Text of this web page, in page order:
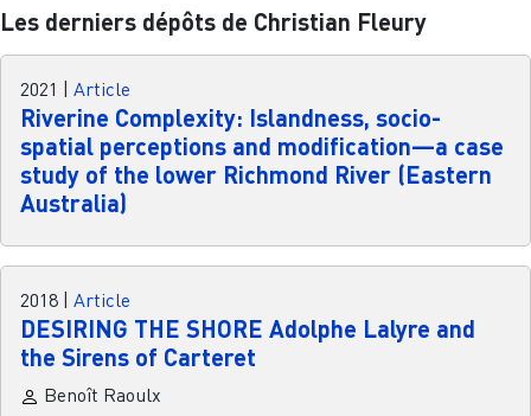
Les derniers dépôts de Christian Fleury
2021 | Article
Riverine Complexity: Islandness, socio-
spatial perceptions and modification—a case
study of the lower Richmond River (Eastern
Australia)
2018 | Article
DESIRING THE SHORE Adolphe Lalyre and
the Sirens of Carteret
Benoît Raoulx